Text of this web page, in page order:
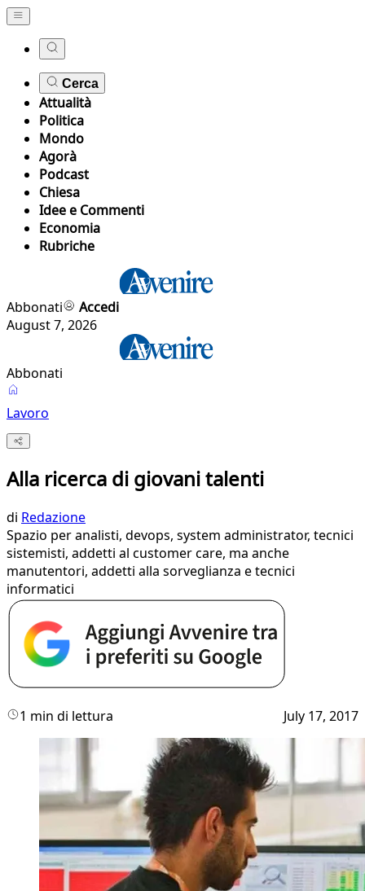
Cerca
Attualità
Politica
Mondo
Agorà
Podcast
Chiesa
Idee e Commenti
Economia
Rubriche
Abbonati
Accedi
August 7, 2026
Abbonati
Lavoro
Alla ricerca di giovani talenti
di Redazione
Spazio per analisti, devops, system administrator, tecnici
sistemisti, addetti al customer care, ma anche
manutentori, addetti alla sorveglianza e tecnici
informatici
1 min di lettura July 17, 2017